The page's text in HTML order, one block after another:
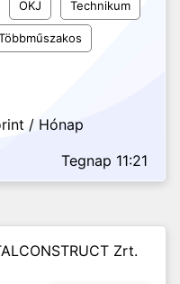
OKJ Technikum
/ Hónap
Tegnap 11:21
Zrt.